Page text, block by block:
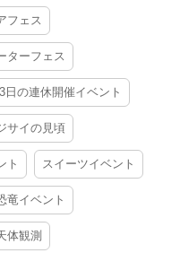
フェス
ターフェス
日の連休開催イベント
サイの見頃
ト スイーツイベント
竜イベント
体観測